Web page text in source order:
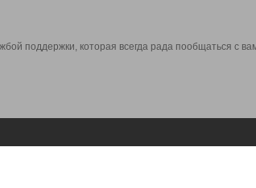
поддержки, которая всегда рада пообщаться с